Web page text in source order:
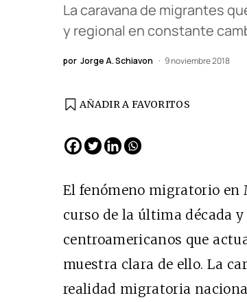
La caravana de migrantes
y regional en constante
por Jorge A. Schiavon 9 noviembre 2018
AÑADIR A FAVORITOS
El fenómeno migratorio en
curso de la última década
centroamericanos que
muestra clara de ello. La
realidad migratoria